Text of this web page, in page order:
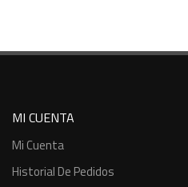
MI CUENTA
Mi Cuenta
Historial De Pedidos